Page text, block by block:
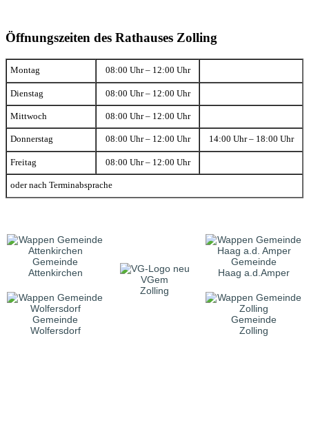
Öffnungszeiten des Rathauses Zolling
Montag 08:00 Uhr – 12:00 Uhr
Dienstag 08:00 Uhr – 12:00 Uhr
Mittwoch 08:00 Uhr – 12:00 Uhr
Donnerstag 08:00 Uhr – 12:00 Uhr 14:00 Uhr – 18:00 Uhr
Freitag 08:00 Uhr – 12:00 Uhr
oder nach Terminabsprache
Gemeinde
Attenkirchen
VGem
Zolling
Gemeinde
Haag a.d.Amper
Gemeinde
Wolfersdorf
Gemeinde
Zolling